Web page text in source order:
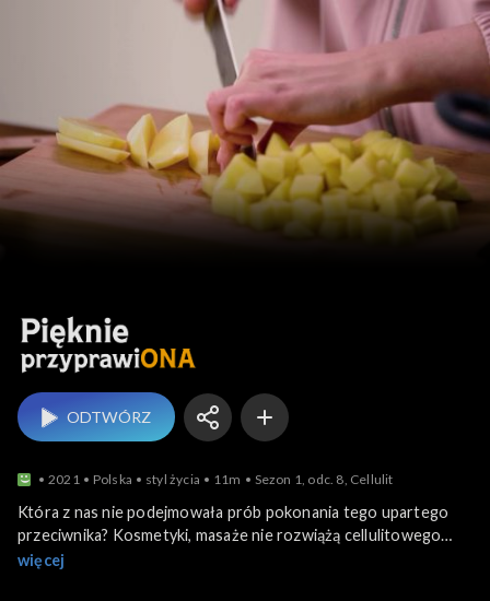
Pięknie przyprawiONA
ODTWÓRZ
2021 Polska styl życia 11m Sezon 1, odc. 8, Cellulit
Która z nas nie podejmowała prób pokonania tego upartego
przeciwnika? Kosmetyki, masaże nie rozwiążą cellulitowego
problemu, dopóki nie zrozumiemy, że najskuteczniejszą broń
więcej